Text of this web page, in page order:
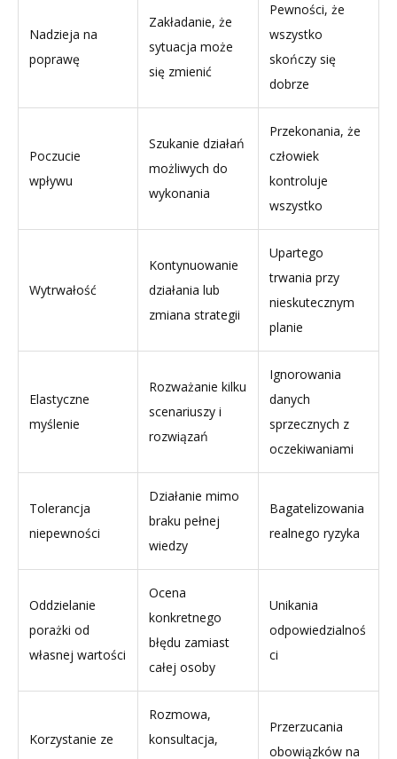
Nadzieja na
poprawę
Zakładanie, że
sytuacja może
się zmienić
Pewności, że
wszystko
skończy się
dobrze
Poczucie
wpływu
Szukanie działań
możliwych do
wykonania
Przekonania, że
człowiek
kontroluje
wszystko
Wytrwałość
Kontynuowanie
działania lub
zmiana strategii
Upartego
trwania przy
nieskutecznym
planie
Elastyczne
myślenie
Rozważanie kilku
scenariuszy i
rozwiązań
Ignorowania
danych
sprzecznych z
oczekiwaniami
Tolerancja
niepewności
Działanie mimo
braku pełnej
wiedzy
Bagatelizowania
realnego ryzyka
Oddzielanie
porażki od
własnej wartości
Ocena
konkretnego
błędu zamiast
całej osoby
Unikania
odpowiedzialnoś
ci
Korzystanie ze
Rozmowa,
konsultacja,
Przerzucania
obowiązków na